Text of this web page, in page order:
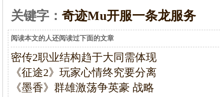
关键字： 奇迹Mu开服一条龙服务
阅读本文的人还阅读过下面的文章
密传2职业结构趋于大同需体现
《征途2》玩家心情终究要分离
《墨香》群雄激荡争英豪 战略